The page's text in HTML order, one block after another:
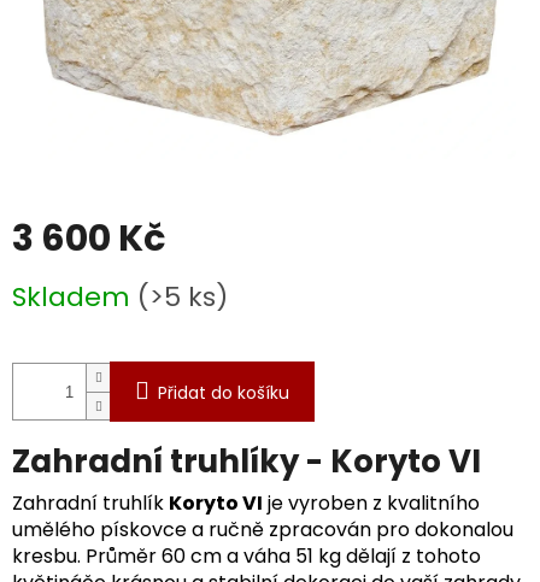
3 600 Kč
cena:
Skladem (>5 ks)
Přidat do košíku
Zahradní truhlíky - Koryto VI
Zahradní truhlík Koryto VI je vyroben z kvalitního
umělého pískovce a ručně zpracován pro dokonalou
kresbu. Průměr 60 cm a váha 51 kg dělají z tohoto